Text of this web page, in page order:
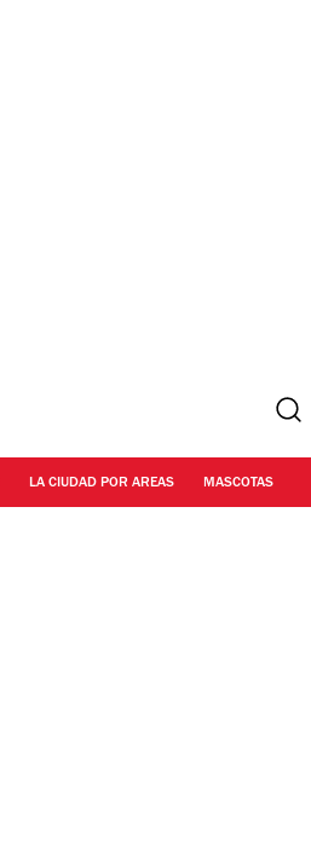
LA CIUDAD POR AREAS MASCOTAS